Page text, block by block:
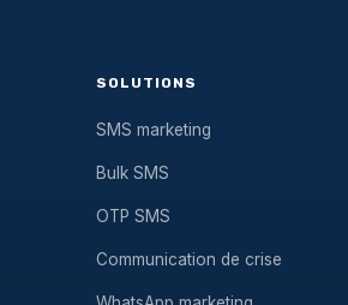
SOLUTIONS
SMS marketing
Bulk SMS
OTP SMS
Communication de crise